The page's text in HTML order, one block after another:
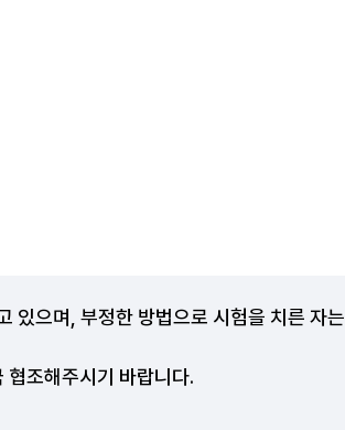
있으며, 부정한 방법으로 시험을 치른 자는
협조해주시기 바랍니다.